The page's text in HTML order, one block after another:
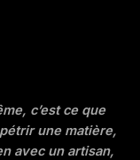
c’est ce que
une matière,
avec un artisan,